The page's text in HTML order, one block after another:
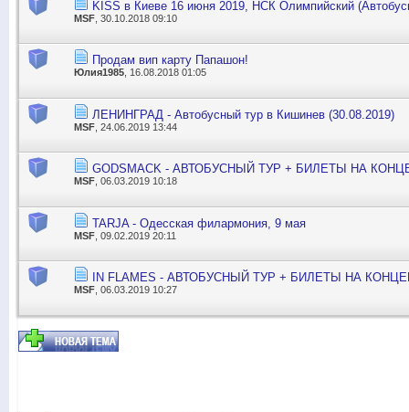
KISS в Киеве 16 июня 2019, НСК Олимпийский
MSF , 30.10.2018 09:10
Продам вип карту Папашон!
Юлия1985 , 16.08.2018 01:05
ЛЕНИНГРАД - Автобусный тур в Кишинев (30.08.2019)
MSF , 24.06.2019 13:44
GODSMACK - АВТОБУСНЫЙ ТУР + БИЛЕТЫ НА
MSF , 06.03.2019 10:18
TARJA - Одесская филармония, 9 мая
MSF , 09.02.2019 20:11
IN FLAMES - АВТОБУСНЫЙ ТУР + БИЛЕТЫ НА
MSF , 06.03.2019 10:27